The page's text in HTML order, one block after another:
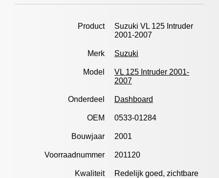
Product
Suzuki VL 125 Intruder
2001-2007
Merk Suzuki
Model
VL 125 Intruder 2001-
2007
Onderdeel Dashboard
OEM 0533-01284
Bouwjaar 2001
Voorraadnummer 201120
Kwaliteit
Redelijk goed, zichtbare